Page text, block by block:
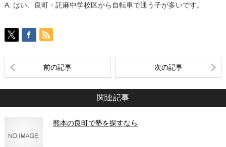
A. はい、良町・託麻中学校区から自転車で通う子が多いです。
前の記事 次の記事
関連記事
熊本の良町で塾を探すなら